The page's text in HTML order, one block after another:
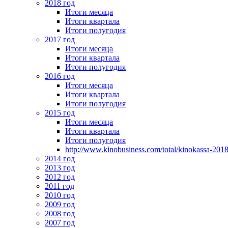
2018 год
Итоги месяца
Итоги квартала
Итоги полугодия
2017 год
Итоги месяца
Итоги квартала
Итоги полугодия
2016 год
Итоги месяца
Итоги квартала
Итоги полугодия
2015 год
Итоги месяца
Итоги квартала
Итоги полугодия
http://www.kinobusiness.com/total/kinokassa-
2014 год
2013 год
2012 год
2011 год
2010 год
2009 год
2008 год
2007 год